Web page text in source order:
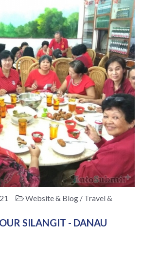
Website & Blog / Travel &
SILANGIT - DANAU